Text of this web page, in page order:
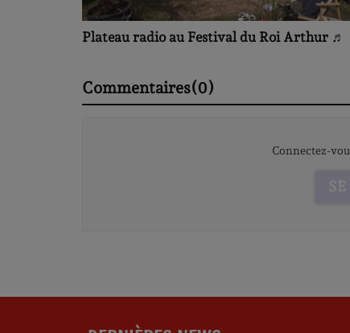
Plateau radio au Festival du Roi Arthur ♬
Commentaires(0)
Connectez-